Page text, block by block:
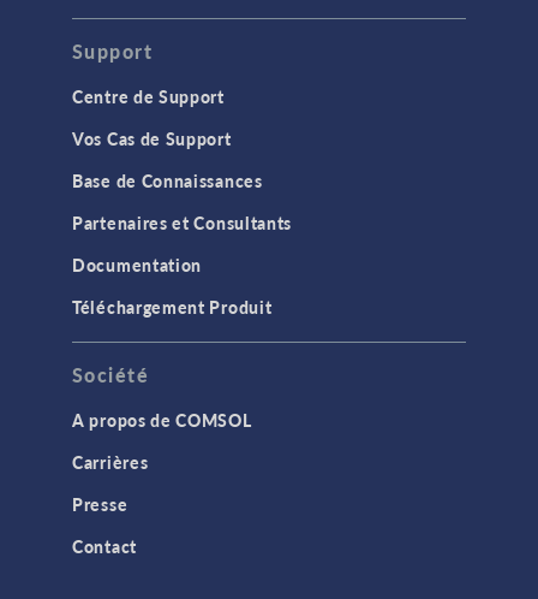
TAGS
Impression 3D
Module Chemical Reaction Engineering
Support
Centre de Support
Vos Cas de Support
Base de Connaissances
Partenaires et Consultants
Documentation
Téléchargement Produit
Société
A propos de COMSOL
Carrières
Presse
Contact